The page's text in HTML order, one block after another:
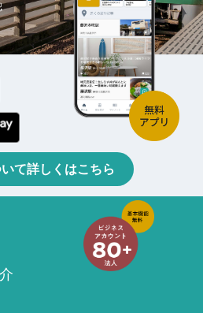
て詳しくはこちら